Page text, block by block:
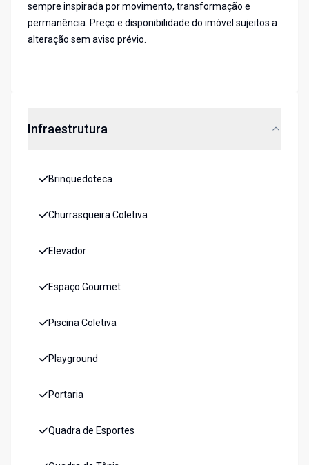
sempre inspirada por movimento, transformação e
permanência. Preço e disponibilidade do imóvel sujeitos a
alteração sem aviso prévio.
Infraestrutura
Brinquedoteca
Churrasqueira Coletiva
Elevador
Espaço Gourmet
Piscina Coletiva
Playground
Portaria
Quadra de Esportes